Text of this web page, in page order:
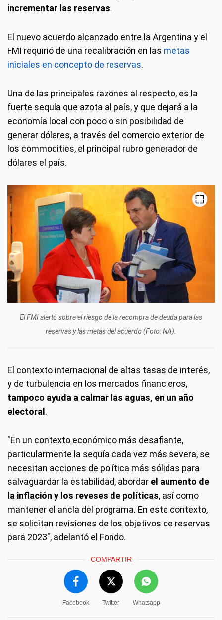
incrementar las reservas.
El nuevo acuerdo alcanzado entre la Argentina y el
FMI requirió de una recalibración en las metas
iniciales en concepto de reservas.
Una de las principales razones al respecto, es la
fuerte sequía que azota al país, y que dejará a la
economía local con poco o sin posibilidad de
generar dólares, a través del comercio exterior de
los commodities, el principal rubro generador de
dólares el país.
El FMI alertó sobre el riesgo de la recompra de deuda para las
reservas y las metas del acuerdo (Foto: NA).
El contexto internacional de altas tasas de interés,
y de turbulencia en los mercados financieros,
tampoco ayuda a calmar las aguas, en un año
electoral.
"En un contexto económico más desafiante,
particularmente la sequía cada vez más severa, se
necesitan acciones de política más sólidas para
salvaguardar la estabilidad, abordar el aumento de
la inflación y los reveses de políticas, así como
mantener el ancla del programa. En este contexto,
se solicitan revisiones de los objetivos de reservas
para 2023", adelantó el Fondo.
COMPARTIR
Facebook Twitter Whatsapp